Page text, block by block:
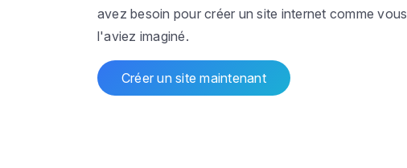
avez besoin pour créer un site internet comme vous
l'aviez imaginé.
Créer un site maintenant